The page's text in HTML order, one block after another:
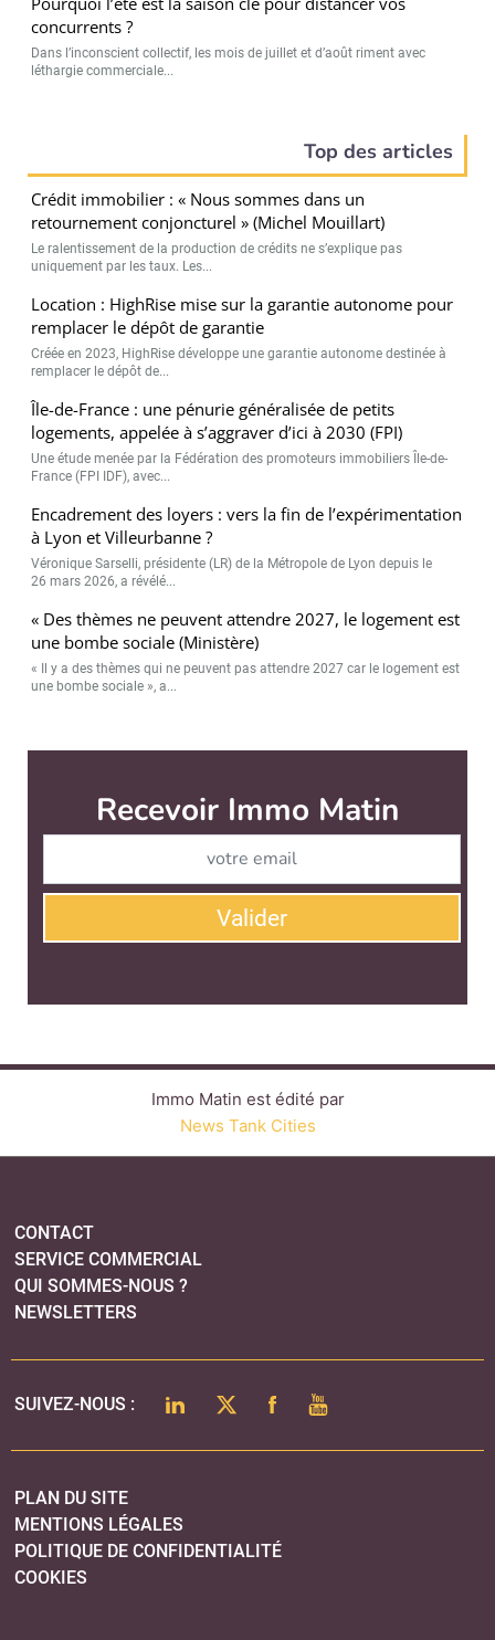
concurrents ?
Dans l’inconscient collectif, les mois de juillet et d’août riment avec
léthargie commerciale...
Top des articles
Crédit immobilier : « Nous sommes dans un
retournement conjoncturel » (Michel Mouillart)
Le ralentissement de la production de crédits ne s’explique pas
uniquement par les taux. Les...
Location : HighRise mise sur la garantie autonome pour
remplacer le dépôt de garantie
Créée en 2023, HighRise développe une garantie autonome destinée à
remplacer le dépôt de...
Île-de-France : une pénurie généralisée de petits
logements, appelée à s’aggraver d’ici à 2030 (FPI)
Une étude menée par la Fédération des promoteurs immobiliers Île-de-
France (FPI IDF), avec...
Encadrement des loyers : vers la fin de l’expérimentation
à Lyon et Villeurbanne ?
Véronique Sarselli, présidente (LR) de la Métropole de Lyon depuis le
26 mars 2026, a révélé...
« Des thèmes ne peuvent attendre 2027, le logement est
une bombe sociale (Ministère)
« Il y a des thèmes qui ne peuvent pas attendre 2027 car le logement est
une bombe sociale », a...
Immo Matin est édité par
QUI SOMMES-NOUS ?
LINKEDINTWITTERFACEBOOK
YOUTUBE
MENTIONS LÉGALES
POLITIQUE DE CONFIDENTIALITÉ
COOKIES